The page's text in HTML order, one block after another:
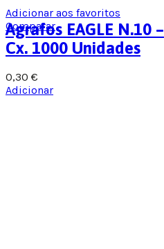
Adicionar aos favoritos
Comparar
Agrafos EAGLE N.10 –
Cx. 1000 Unidades
0,30 €
Adicionar